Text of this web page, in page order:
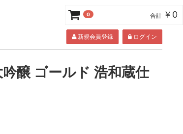
新規会員登録 ログイン
醸 ゴールド 浩和蔵仕
0 合計 ￥0